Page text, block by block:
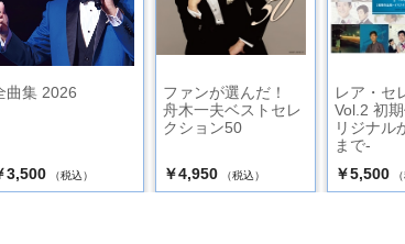
曲集 2026
3,500 （税込）
ファンが選んだ！
舟木一夫ベストセレ
クション50
￥4,950 （税込）
レア・セ
Vol.2 初
リジナル
まで‐
￥5,500